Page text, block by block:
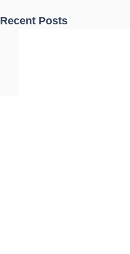
Recent Posts